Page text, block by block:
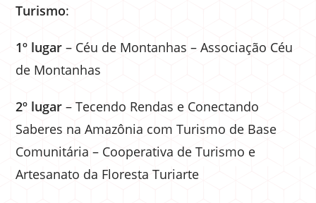
Turismo:
1º lugar – Céu de Montanhas – Associação Céu
de Montanhas
2º lugar – Tecendo Rendas e Conectando
Saberes na Amazônia com Turismo de Base
Comunitária – Cooperativa de Turismo e
Artesanato da Floresta Turiarte